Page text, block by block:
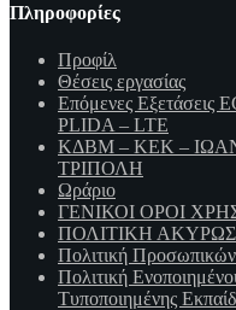
Πληροφορίες
Προφίλ
Θέσεις εργασίας
Επόμενες
PLIDA – LTE
ΚΔΒΜ – ΚΕΚ –
ΤΡΙΠΟΛΗ
Ωράριο
ΓΕΝΙΚΟΙ ΟΡΟΙ
ΠΟΛΙΤΙΚΗ
Πολιτική
Πολιτική
Τυποποιημένης